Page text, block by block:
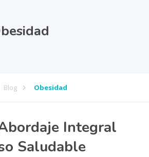
Blog Obesidad
Integral
Saludable